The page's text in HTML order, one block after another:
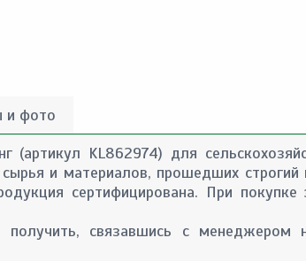
и фото
(артикул KL862974) для
сырья и материалов, прошедших
сертифицирована. При
связавшись с менеджером